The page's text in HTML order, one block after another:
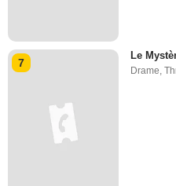
7
Le
Drame,